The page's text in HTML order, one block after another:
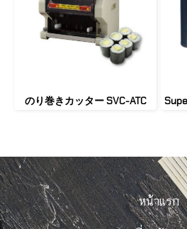
のり巻きカッター SVC-ATC
หน้าแรก